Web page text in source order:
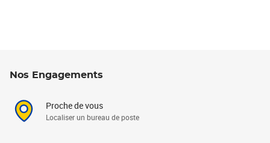
Nos Engagements
Proche de vous
Localiser un bureau de poste